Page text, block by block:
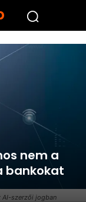
AI-szerzői jogban
nem a
bankokat